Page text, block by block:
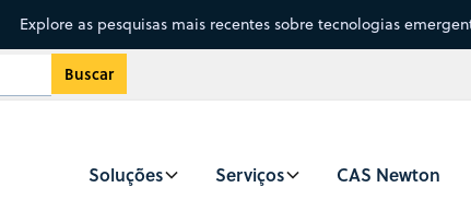
Explore as pesquisas mais recentes sobre tecnologias
Soluções Serviços CAS Newton